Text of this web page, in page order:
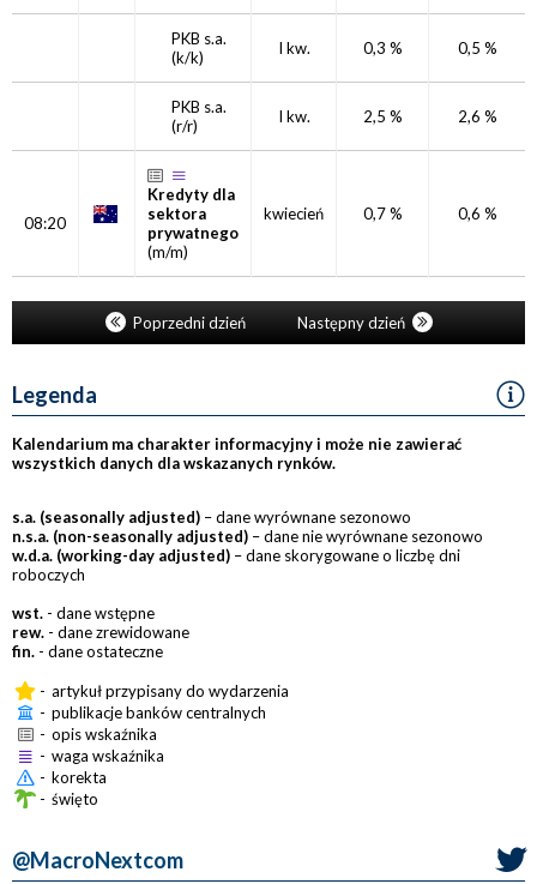
PKB s.a.
(k/k)
I kw. 0,3 % 0,5 %
PKB s.a.
(r/r)
I kw. 2,5 % 2,6 %
08:20
Kredyty dla
sektora
prywatnego
(m/m)
kwiecień 0,7 % 0,6 %
Poprzedni dzień Następny dzień
Legenda
Kalendarium ma charakter informacyjny i może nie zawierać
wszystkich danych dla wskazanych rynków.
s.a. (seasonally adjusted) – dane wyrównane sezonowo
n.s.a. (non-seasonally adjusted) – dane nie wyrównane sezonowo
w.d.a. (working-day adjusted) – dane skorygowane o liczbę dni
roboczych
wst. - dane wstępne
rew. - dane zrewidowane
fin. - dane ostateczne
- artykuł przypisany do wydarzenia
- publikacje banków centralnych
- opis wskaźnika
- waga wskaźnika
- korekta
- święto
@MacroNextcom